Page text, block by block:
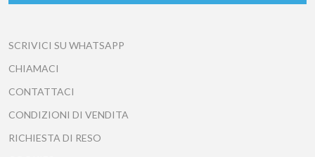
SCRIVICI SU WHATSAPP
CHIAMACI
CONTATTACI
CONDIZIONI DI VENDITA
RICHIESTA DI RESO